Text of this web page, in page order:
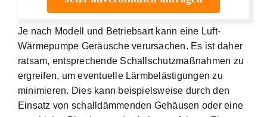
Je nach Modell und Betriebsart kann eine Luft-
Wärmepumpe Geräusche verursachen. Es ist daher
ratsam, entsprechende Schallschutzmaßnahmen zu
ergreifen, um eventuelle Lärmbelästigungen zu
minimieren. Dies kann beispielsweise durch den
Einsatz von schalldämmenden Gehäusen oder eine